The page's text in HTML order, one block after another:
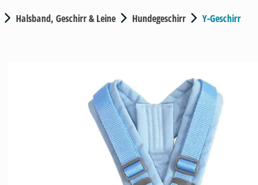
Halsband, Geschirr & Leine Hundegeschirr Y-Geschirr